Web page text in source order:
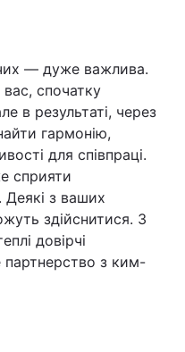
— дуже важлива.
спочатку
в результаті, через
гармонію,
для співпраці.
сприяти
з ваших
здійснитися. З
довірчі
партнерство з ким-